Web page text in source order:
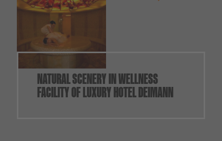
NATURAL SCENERY IN WELLNESS
FACILITY OF LUXURY HOTEL DEIMANN